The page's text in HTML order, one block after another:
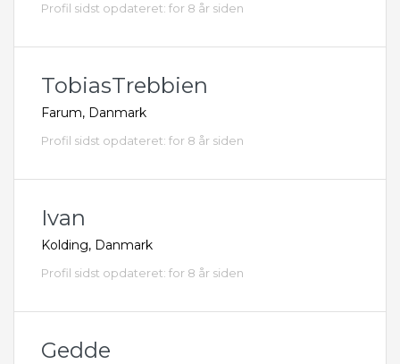
Profil sidst opdateret: for 8 år siden
TobiasTrebbien
Farum, Danmark
Profil sidst opdateret: for 8 år siden
Ivan
Kolding, Danmark
Profil sidst opdateret: for 8 år siden
Gedde